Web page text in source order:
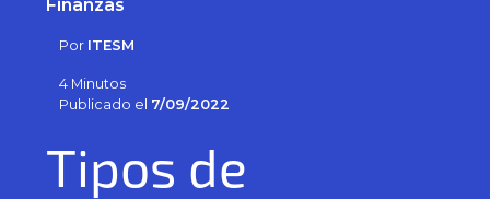
Finanzas
Por ITESM
4 Minutos
Publicado el 7/09/2022
Tipos de